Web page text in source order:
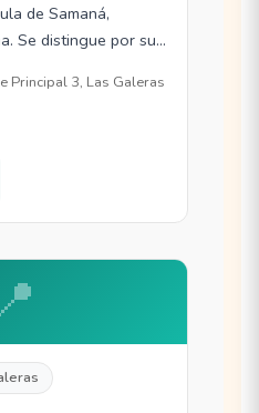
de Samaná,
Se distingue por sus
Principal 3, Las Galeras